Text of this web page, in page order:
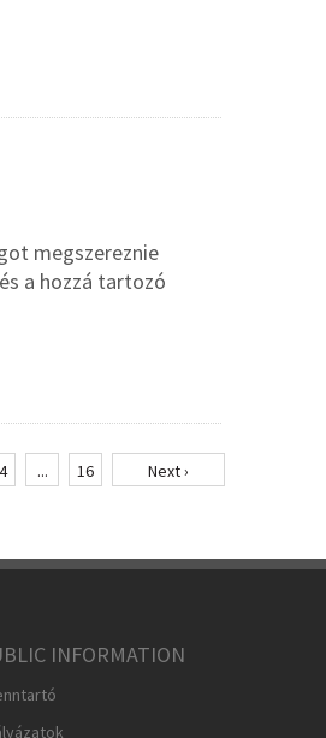
megszereznie
a hozzá tartozó
... 16 Next ›
INFORMATION